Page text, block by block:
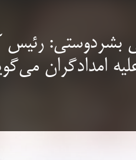
بشردوستی: رئیس
امدادگران